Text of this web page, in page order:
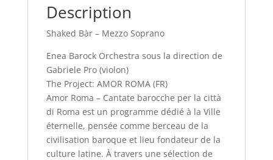
Description
Shaked Bàr – Mezzo Soprano
Enea Barock Orchestra sous la direction de
Gabriele Pro (violon)
The Project: AMOR ROMA (FR)
Amor Roma – Cantate barocche per la città
di Roma est un programme dédié à la Ville
éternelle, pensée comme berceau de la
civilisation baroque et lieu fondateur de la
culture latine. À travers une sélection de